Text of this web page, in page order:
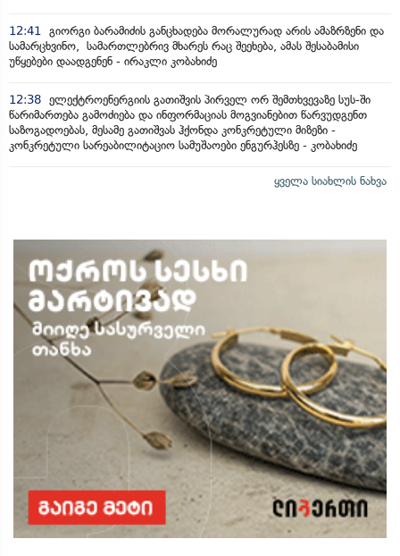
12:41
გიორგი ბარამიძის განცხადება მორალურად არის ამაზრზენი და
სამარცხვინო, სამართლებრივ მხარეს რაც შეეხება, ამას შესაბამისი
უწყებები დაადგენენ - ირაკლი კობახიძე
12:38 ელექტროენერგიის გათიშვის პირველ ორ შემთხვევაზე სუს-ში
წარიმართება გამოძიება და ინფორმაციას მოგვიანებით წარვუდგენთ
საზოგადოებას, მესამე გათიშვას ჰქონდა კონკრეტული მიზეზი -
კონკრეტული სარეაბილიტაციო სამუშაოები ენგურჰესზე - კობახიძე
ყველა სიახლის ნახვა